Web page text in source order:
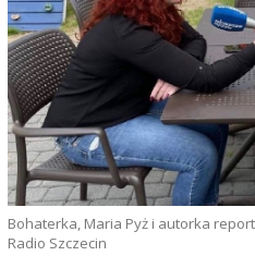
Bohaterka, Maria Pyż i autorka
Radio Szczecin